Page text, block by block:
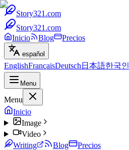
Story321.com
Story321.com
Inicio
Blog Precios
español
EnglishFrançaisDeutsch 日本語한국인
Menu
Menu
Inicio
Image
Video
Writing
Blog Precios